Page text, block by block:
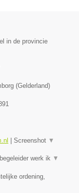
in de provincie
(Gelderland)
Screenshot ▼
werk ik ▼
ordening,